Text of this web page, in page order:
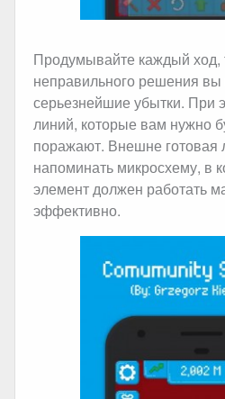
Продумывайте каждый ход,
неправильного решения вы
серьезнейшие убытки. При
линий, которые вам нужно
поражают. Внешне готовая
напоминать микросхему, в
элемент должен работать
эффективно.